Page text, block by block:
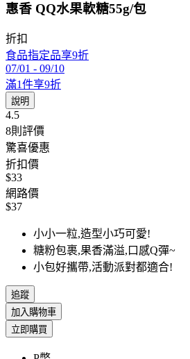
惠香 QQ水果軟糖55g/包
折扣
食品指定品享9折
07/01 - 09/10
滿1件享9折
說明
4.5
8則評價
驚喜優惠
折扣價
$33
網路價
$37
小小一粒,造型小巧可愛!
糖粉包裹,果香滿溢,口感Q彈~
小包好攜帶,活動派對都適合!
追蹤
加入購物車
立即購買